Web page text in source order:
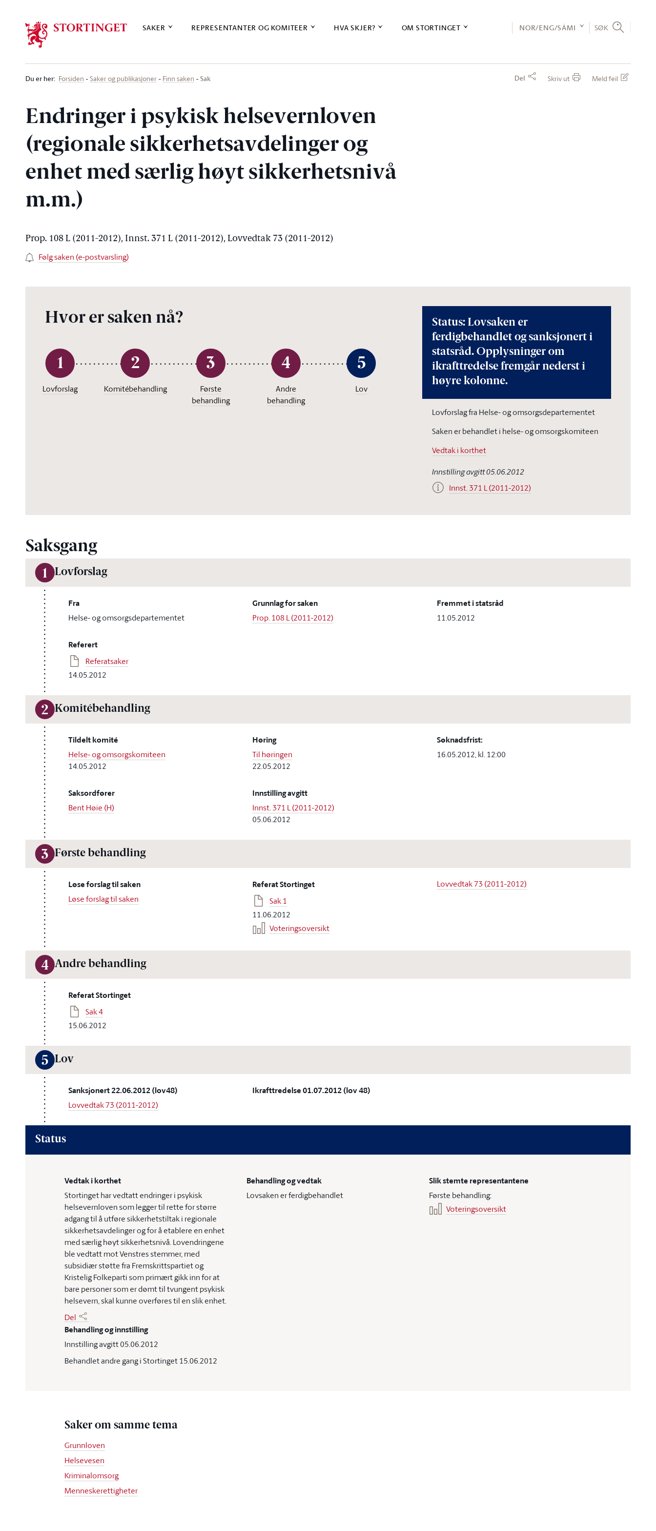
SAKER REPRESENTANTER OG KOMITEER HVA SKJER? OM STORTINGET NOR/ENG/SÁMI SØK
Du er her: Forsiden Saker og publikasjoner Finn saken Sak Del Skriv ut Meld feil
Endringer i psykisk helsevernloven
(regionale sikkerhetsavdelinger og
enhet med særlig høyt sikkerhetsnivå
m.m.)
Prop. 108 L (2011-2012), Innst. 371 L (2011-2012), Lovvedtak 73 (2011-2012)
Følg saken (e-postvarsling)
Hvor er saken nå?
1
Lovforslag
2
Komitébehandling
3
Første
behandling
4
Andre
behandling
5
Lov
Status: Lovsaken er
ferdigbehandlet og sanksjonert i
statsråd. Opplysninger om
ikrafttredelse fremgår nederst i
høyre kolonne.
Lovforslag fra Helse- og omsorgsdepartementet
Saken er behandlet i helse- og omsorgskomiteen
Vedtak i korthet
Innstilling avgitt 05.06.2012
Innst. 371 L (2011-2012)
Saksgang
1 Lovforslag
Fra
Helse- og omsorgsdepartementet
Grunnlag for saken
Prop. 108 L (2011-2012)
Fremmet i statsråd
11.05.2012
Referert
Referatsaker
14.05.2012
2 Komitébehandling
Tildelt komité
Helse- og omsorgskomiteen
14.05.2012
Høring
Til høringen
22.05.2012
Søknadsfrist:
16.05.2012, kl. 12:00
Saksordfører
Bent Høie (H)
Innstilling avgitt
Innst. 371 L (2011-2012)
05.06.2012
3 Første behandling
Løse forslag til saken
Løse forslag til saken
Referat Stortinget
Sak 1
11.06.2012
Voteringsoversikt
Lovvedtak 73 (2011-2012)
4 Andre behandling
Referat Stortinget
Sak 4
15.06.2012
5 Lov
Sanksjonert 22.06.2012 (lov48)
Lovvedtak 73 (2011-2012)
Ikrafttredelse 01.07.2012 (lov 48)
Status
Vedtak i korthet
Stortinget har vedtatt endringer i psykisk
helsevernloven som legger til rette for større
adgang til å utføre sikkerhetstiltak i regionale
sikkerhetsavdelinger og for å etablere en enhet
med særlig høyt sikkerhetsnivå. Lovendringene
ble vedtatt mot Venstres stemmer, med
subsidiær støtte fra Fremskrittspartiet og
Kristelig Folkeparti som primært gikk inn for at
bare personer som er dømt til tvungent psykisk
helsevern, skal kunne overføres til en slik enhet.
Del
Behandling og vedtak
Lovsaken er ferdigbehandlet
Slik stemte representantene
Første behandling:
Voteringsoversikt
Behandling og innstilling
Innstilling avgitt 05.06.2012
Behandlet andre gang i Stortinget 15.06.2012
Saker om samme tema
Grunnloven
Helsevesen
Kriminalomsorg
Menneskerettigheter